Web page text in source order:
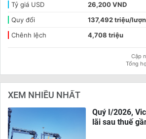
Tỷ giá USD
26,200 VND
Quy đổi
137,492 triệu/
Chênh lệch
4,708 triệu
Cập
Tổng
XEM NHIỀU NHẤT
Quý I/2026,
lãi sau thuế